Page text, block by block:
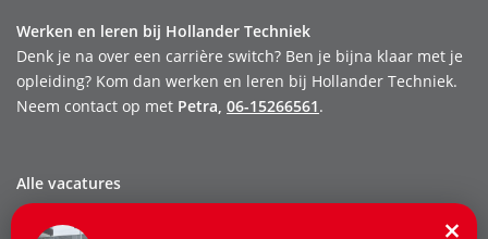
Werken en leren bij Hollander Techniek
Denk je na over een carrière switch? Ben je bijna klaar met je
opleiding? Kom dan werken en leren bij Hollander Techniek.
Neem contact op met Petra, 06-15266561.
Alle vacatures
Dit zijn wij
×